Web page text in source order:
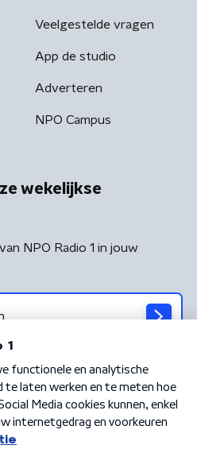
Veelgestelde vragen
App de studio
Adverteren
NPO Campus
wekelijkse
NPO Radio 1 in jouw